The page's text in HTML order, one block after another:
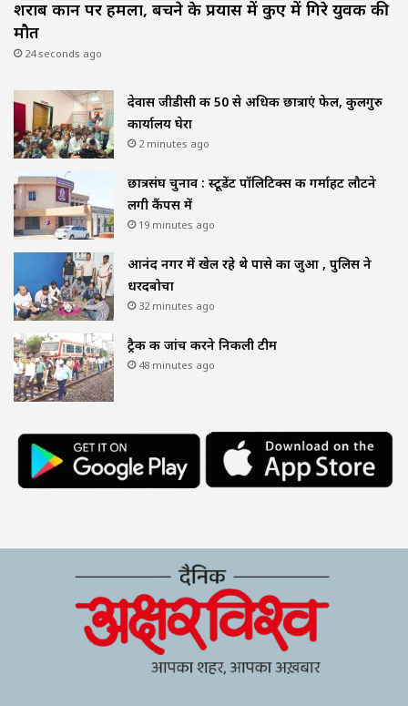
शराब दुकान पर हमला, बचने के प्रयास में कुए में गिरे युवक की
मौत
24 seconds ago
देवास जीडीसी की 50 से अधिक छात्राएं फेल, कुलगुरु
कार्यालय घेरा
2 minutes ago
छात्रसंघ चुनाव : स्टूडेंट पॉलिटिक्स की गर्माहट लौटने
लगी कैंपस में
19 minutes ago
आनंद नगर में खेल रहे थे पासे का जुआ , पुलिस ने
धरदबोचा
32 minutes ago
ट्रैक की जांच करने निकली टीम
48 minutes ago